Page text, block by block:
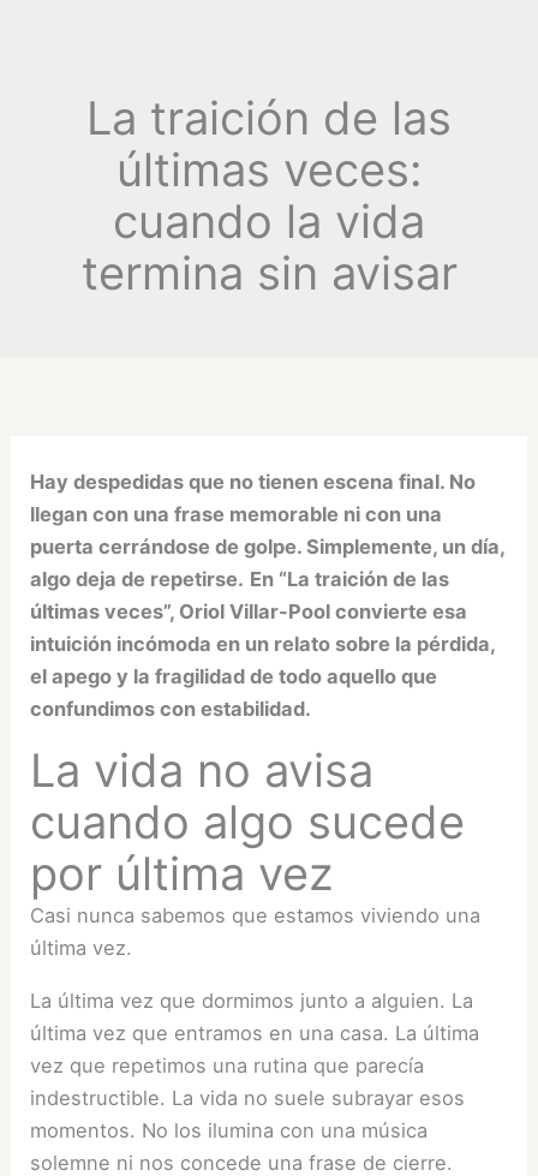
La traición de las
últimas veces:
cuando la vida
termina sin avisar
Hay despedidas que no tienen escena final. No
llegan con una frase memorable ni con una
puerta cerrándose de golpe. Simplemente, un día,
algo deja de repetirse. En “La traición de las
últimas veces”, Oriol Villar-Pool convierte esa
intuición incómoda en un relato sobre la pérdida,
el apego y la fragilidad de todo aquello que
confundimos con estabilidad.
La vida no avisa
cuando algo sucede
por última vez
Casi nunca sabemos que estamos viviendo una
última vez.
La última vez que dormimos junto a alguien. La
última vez que entramos en una casa. La última
vez que repetimos una rutina que parecía
indestructible. La vida no suele subrayar esos
momentos. No los ilumina con una música
solemne ni nos concede una frase de cierre.